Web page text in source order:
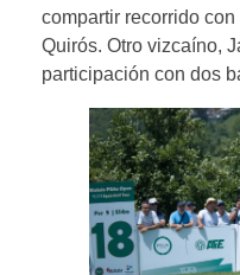
compartir recorrido
Quirós. Otro vizcaíno,
participación con dos